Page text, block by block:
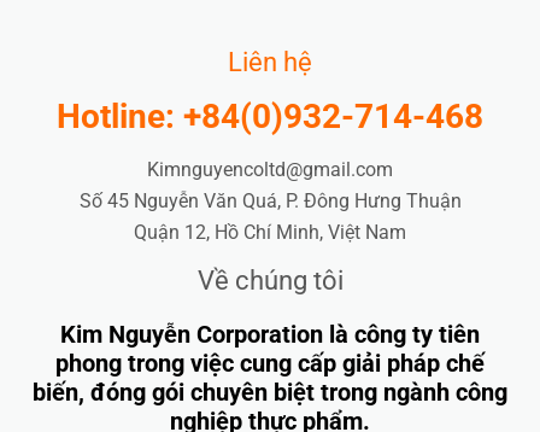
Liên hệ
Hotline: +84(0)932-714-468
Kimnguyencoltd@gmail.com
Số 45 Nguyễn Văn Quá, P. Đông Hưng Thuận
Quận 12, Hồ Chí Minh, Việt Nam
Về chúng tôi
Kim Nguyễn Corporation là công ty tiên
phong trong việc cung cấp giải pháp chế
biến, đóng gói chuyên biệt trong ngành công
nghiệp thực phẩm.